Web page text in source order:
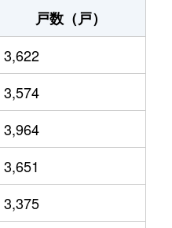
戸数（戸）
3,622
3,574
3,964
3,651
3,375